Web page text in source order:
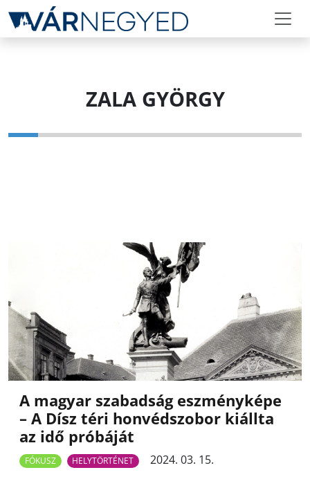
ZALA GYÖRGY
A magyar szabadság eszményképe
– A Dísz téri honvédszobor kiállta
az idő próbáját
FÓKUSZ HELYTÖRTÉNET
2024. 03. 15.